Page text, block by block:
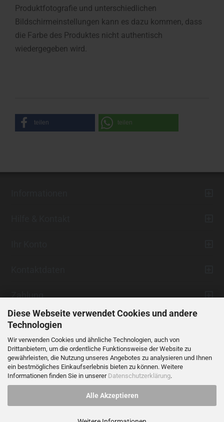
Diese Webseite verwendet Cookies und andere
Technologien
Wir verwenden Cookies und ähnliche Technologien, auch von
Drittanbietern, um die ordentliche Funktionsweise der Website zu
gewährleisten, die Nutzung unseres Angebotes zu analysieren und Ihnen
ein bestmögliches Einkaufserlebnis bieten zu können. Weitere
Informationen finden Sie in unserer Datenschutzerklärung.
Alle Akzeptieren
Produktfotografie und unterschiedlichen
Bildschirmeinstellungen kann es dazu kommen, dass
die Farbe des Produktes nicht authentisch
wiedergegeben wird.
teilen teilen
Zahlung
Vertrag widerrufen